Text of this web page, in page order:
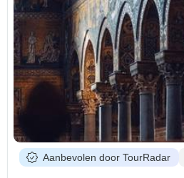
Aanbevolen door TourRadar